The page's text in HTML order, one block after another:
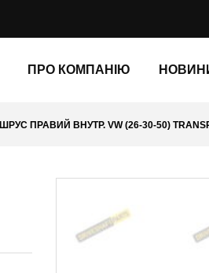
ПРО КОМПАНІЮ
ШРУС ПРАВИЙ ВНУТР. VW (26-30-50)